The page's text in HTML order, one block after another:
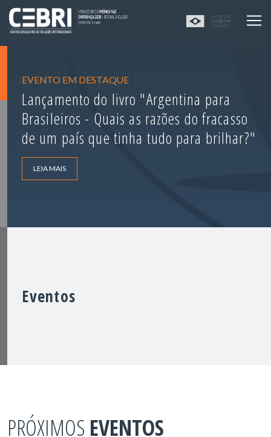
EVENTO EM DESTAQUE
Lançamento do livro "Argentina para
Brasileiros - Quais as razões do fracasso
de um país que tinha tudo para brilhar?"
LEIA MAIS
Eventos
PRÓXIMOS EVENTOS